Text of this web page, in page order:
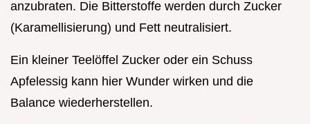
anzubraten. Die Bitterstoffe werden durch Zucker
(Karamellisierung) und Fett neutralisiert.
Ein kleiner Teelöffel Zucker oder ein Schuss
Apfelessig kann hier Wunder wirken und die
Balance wiederherstellen.